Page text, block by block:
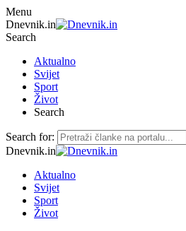
Menu
Dnevnik.in
Search
Aktualno
Svijet
Sport
Život
Search
Search for:
Dnevnik.in
Aktualno
Svijet
Sport
Život